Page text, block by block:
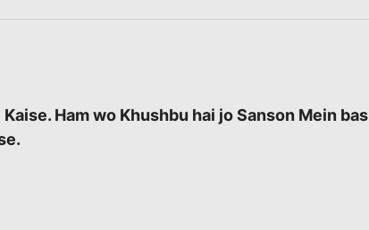
Ham wo Khushbu hai jo Sanson Mein bas